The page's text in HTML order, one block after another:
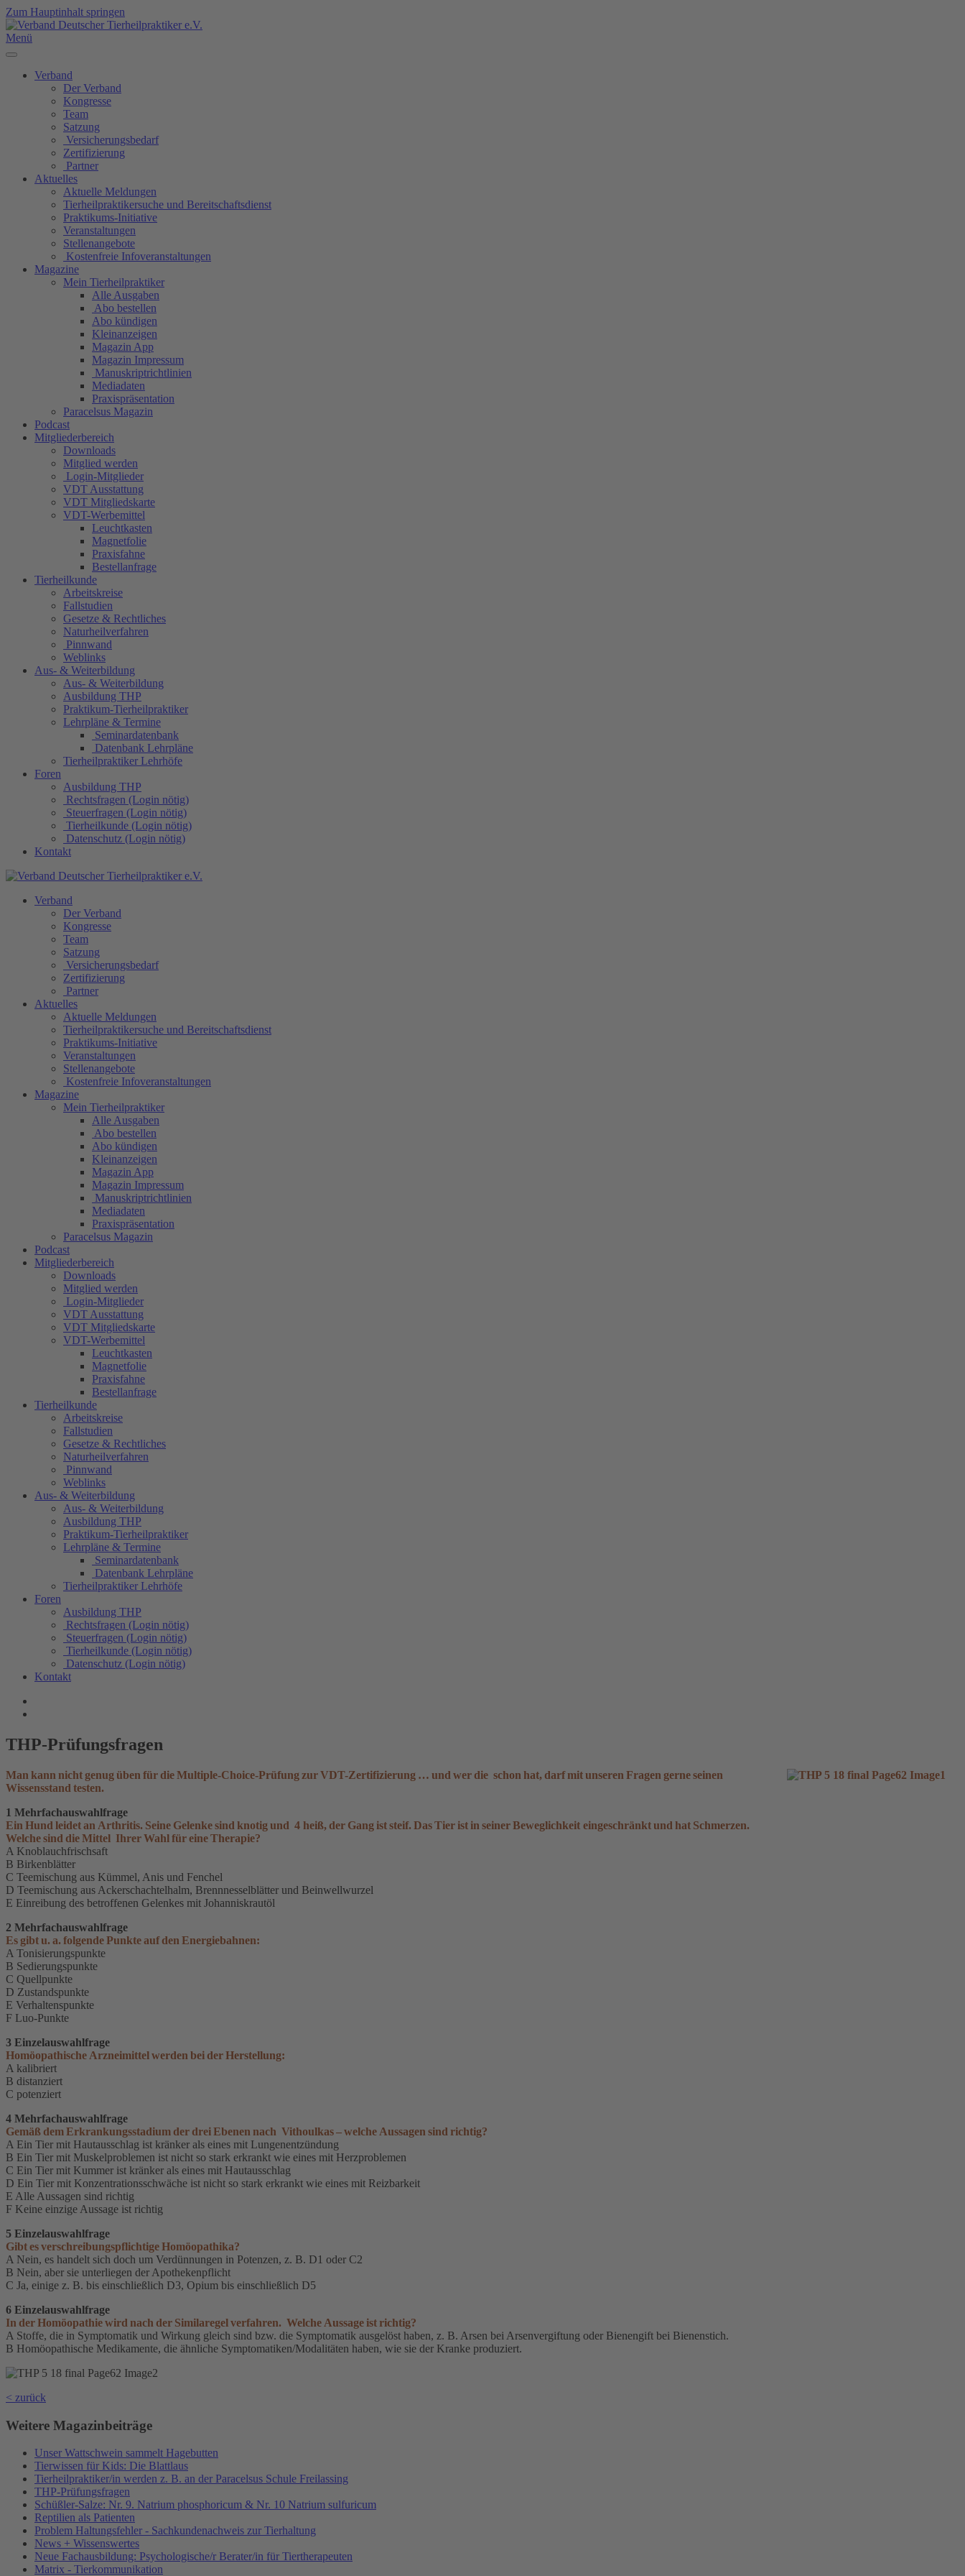
Zum Hauptinhalt springen
Menü
Verband
Der Verband
Kongresse
Team
Satzung
Versicherungsbedarf
Zertifizierung
Partner
Aktuelles
Aktuelle Meldungen
Tierheilpraktikersuche und Bereitschaftsdienst
Praktikums-Initiative
Veranstaltungen
Stellenangebote
Kostenfreie Infoveranstaltungen
Magazine
Mein Tierheilpraktiker
Alle Ausgaben
Abo bestellen
Abo kündigen
Kleinanzeigen
Magazin App
Magazin Impressum
Manuskriptrichtlinien
Mediadaten
Praxispräsentation
Paracelsus Magazin
Podcast
Mitgliederbereich
Downloads
Mitglied werden
Login-Mitglieder
VDT Ausstattung
VDT Mitgliedskarte
VDT-Werbemittel
Leuchtkasten
Magnetfolie
Praxisfahne
Bestellanfrage
Tierheilkunde
Arbeitskreise
Fallstudien
Gesetze & Rechtliches
Naturheilverfahren
Pinnwand
Weblinks
Aus- & Weiterbildung
Aus- & Weiterbildung
Ausbildung THP
Praktikum-Tierheilpraktiker
Lehrpläne & Termine
Seminardatenbank
Datenbank Lehrpläne
Tierheilpraktiker Lehrhöfe
Foren
Ausbildung THP
Rechtsfragen (Login nötig)
Steuerfragen (Login nötig)
Tierheilkunde (Login nötig)
Datenschutz (Login nötig)
Kontakt
Verband
Der Verband
Kongresse
Team
Satzung
Versicherungsbedarf
Zertifizierung
Partner
Aktuelles
Aktuelle Meldungen
Tierheilpraktikersuche und Bereitschaftsdienst
Praktikums-Initiative
Veranstaltungen
Stellenangebote
Kostenfreie Infoveranstaltungen
Magazine
Mein Tierheilpraktiker
Alle Ausgaben
Abo bestellen
Abo kündigen
Kleinanzeigen
Magazin App
Magazin Impressum
Manuskriptrichtlinien
Mediadaten
Praxispräsentation
Paracelsus Magazin
Podcast
Mitgliederbereich
Downloads
Mitglied werden
Login-Mitglieder
VDT Ausstattung
VDT Mitgliedskarte
VDT-Werbemittel
Leuchtkasten
Magnetfolie
Praxisfahne
Bestellanfrage
Tierheilkunde
Arbeitskreise
Fallstudien
Gesetze & Rechtliches
Naturheilverfahren
Pinnwand
Weblinks
Aus- & Weiterbildung
Aus- & Weiterbildung
Ausbildung THP
Praktikum-Tierheilpraktiker
Lehrpläne & Termine
Seminardatenbank
Datenbank Lehrpläne
Tierheilpraktiker Lehrhöfe
Foren
Ausbildung THP
Rechtsfragen (Login nötig)
Steuerfragen (Login nötig)
Tierheilkunde (Login nötig)
Datenschutz (Login nötig)
Kontakt
THP-Prüfungsfragen
Man kann nicht genug üben für die Multiple-Choice-Prüfung zur VDT-Zertifizierung … und wer die schon hat, darf mit unseren Fragen gerne seinen
Wissensstand testen.
1 Mehrfachauswahlfrage
Ein Hund leidet an Arthritis. Seine Gelenke sind knotig und 4 heiß, der Gang ist steif. Das Tier ist in seiner Beweglichkeit eingeschränkt und hat Schmerzen.
Welche sind die Mittel Ihrer Wahl für eine Therapie?
A Knoblauchfrischsaft
B Birkenblätter
C Teemischung aus Kümmel, Anis und Fenchel
D Teemischung aus Ackerschachtelhalm, Brennnesselblätter und Beinwellwurzel
E Einreibung des betroffenen Gelenkes mit Johanniskrautöl
2 Mehrfachauswahlfrage
Es gibt u. a. folgende Punkte auf den Energiebahnen:
A Tonisierungspunkte
B Sedierungspunkte
C Quellpunkte
D Zustandspunkte
E Verhaltenspunkte
F Luo-Punkte
3 Einzelauswahlfrage
Homöopathische Arzneimittel werden bei der Herstellung:
A kalibriert
B distanziert
C potenziert
4 Mehrfachauswahlfrage
Gemäß dem Erkrankungsstadium der drei Ebenen nach Vithoulkas – welche Aussagen sind richtig?
A Ein Tier mit Hautausschlag ist kränker als eines mit Lungenentzündung
B Ein Tier mit Muskelproblemen ist nicht so stark erkrankt wie eines mit Herzproblemen
C Ein Tier mit Kummer ist kränker als eines mit Hautausschlag
D Ein Tier mit Konzentrationsschwäche ist nicht so stark erkrankt wie eines mit Reizbarkeit
E Alle Aussagen sind richtig
F Keine einzige Aussage ist richtig
5 Einzelauswahlfrage
Gibt es verschreibungspflichtige Homöopathika?
A Nein, es handelt sich doch um Verdünnungen in Potenzen, z. B. D1 oder C2
B Nein, aber sie unterliegen der Apothekenpflicht
C Ja, einige z. B. bis einschließlich D3, Opium bis einschließlich D5
6 Einzelauswahlfrage
In der Homöopathie wird nach der Similaregel verfahren. Welche Aussage ist richtig?
A Stoffe, die in Symptomatik und Wirkung gleich sind bzw. die Symptomatik ausgelöst haben, z. B. Arsen bei Arsenvergiftung oder Bienengift bei Bienenstich.
B Homöopathische Medikamente, die ähnliche Symptomatiken/Modalitäten haben, wie sie der Kranke produziert.
< zurück
Weitere Magazinbeiträge
Unser Wattschwein sammelt Hagebutten
Tierwissen für Kids: Die Blattlaus
Tierheilpraktiker/in werden z. B. an der Paracelsus Schule Freilassing
THP-Prüfungsfragen
Schüßler-Salze: Nr. 9. Natrium phosphoricum & Nr. 10 Natrium sulfuricum
Reptilien als Patienten
Problem Haltungsfehler - Sachkundenachweis zur Tierhaltung
News + Wissenswertes
Neue Fachausbildung: Psychologische/r Berater/in für Tiertherapeuten
Matrix - Tierkommunikation